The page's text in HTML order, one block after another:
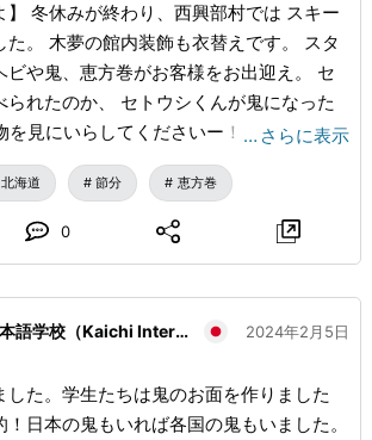
】 冬休みが終わり、西興部村では スキー
えです。 スタ
や鬼、恵方巻がお客様をお出迎え。 セ
られたのか、 セトウシくんが鬼になった
ィンタースクールの参加者募集中】 森の
は屋内木の遊園地です。 大型木製遊具や
で思いきり遊びませんか。 開館時間
生 100円 / 3才児未満 無料 お問合せ：
… さらに表示
北海道 節分 恵方巻
0
開智国際日本語学校（Kaichi International School of Japanese） 2024年2月5日
した。学生たちは鬼のお面を作りました
日本の鬼もいれば各国の鬼もいました。